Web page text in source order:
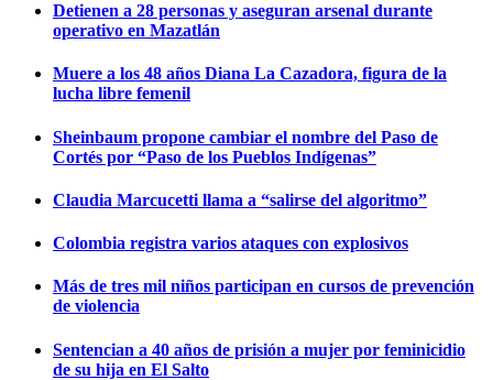
Detienen a 28 personas y aseguran arsenal durante
operativo en Mazatlán
Muere a los 48 años Diana La Cazadora, figura de la
lucha libre femenil
Sheinbaum propone cambiar el nombre del Paso de
Cortés por “Paso de los Pueblos Indígenas”
Claudia Marcucetti llama a “salirse del algoritmo”
Colombia registra varios ataques con explosivos
Más de tres mil niños participan en cursos de prevención
de violencia
Sentencian a 40 años de prisión a mujer por feminicidio
de su hija en El Salto